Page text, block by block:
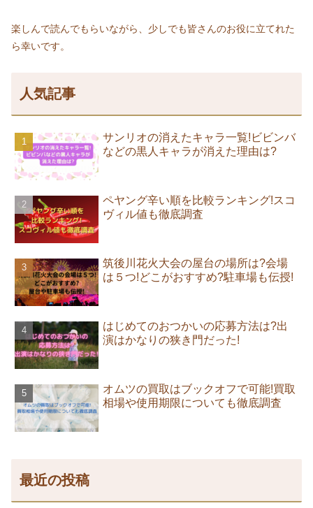
楽しんで読んでもらいながら、少しでも皆さんのお役に立てれた
ら幸いです。
人気記事
サンリオの消えたキャラ一覧!ビビンバ
などの黒人キャラが消えた理由は?
ペヤング辛い順を比較ランキング!スコ
ヴィル値も徹底調査
筑後川花火大会の屋台の場所は?会場
は５つ!どこがおすすめ?駐車場も伝授!
はじめてのおつかいの応募方法は?出
演はかなりの狭き門だった!
オムツの買取はブックオフで可能!買取
相場や使用期限についても徹底調査
最近の投稿